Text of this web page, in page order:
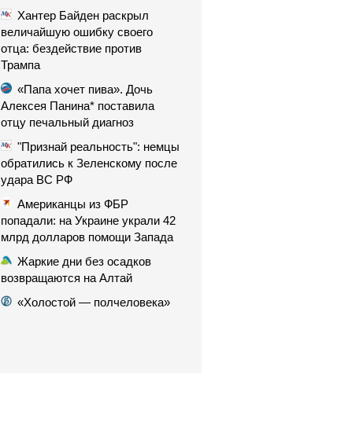
Хантер Байден раскрыл
величайшую ошибку своего
отца: бездействие против
Трампа
«Папа хочет пива». Дочь
Алексея Панина* поставила
отцу печальный диагноз
"Признай реальность": немцы
обратились к Зеленскому после
удара ВС РФ
Американцы из ФБР
попадали: на Украине украли 42
млрд долларов помощи Запада
Жаркие дни без осадков
возвращаются на Алтай
«Холостой — полчеловека»